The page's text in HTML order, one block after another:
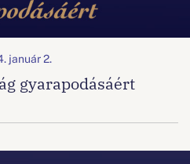
január 2.
gyarapodásáért